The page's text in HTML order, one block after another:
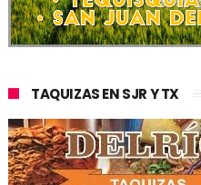
TAQUIZAS EN SJR Y TX